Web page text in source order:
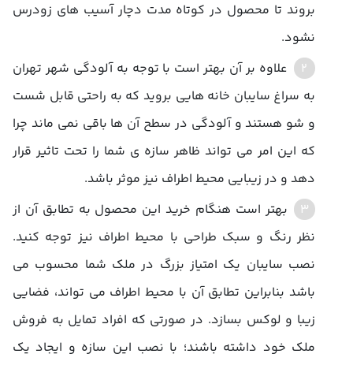
بروند تا محصول در کوتاه مدت دچار آسیب های زودرس
نشود.
علاوه بر آن بهتر است با توجه به آلودگی شهر تهران
به سراغ سایبان خانه هایی بروید که به راحتی قابل شست
و شو هستند و آلودگی در سطح آن ها باقی نمی ماند چرا
که این امر می تواند ظاهر سازه ی شما را تحت تاثیر قرار
دهد و در زیبایی محیط اطراف نیز موثر باشد.
بهتر است هنگام خرید این محصول به تطابق آن از
نظر رنگ و سبک طراحی با محیط اطراف نیز توجه کنید.
نصب سایبان یک امتیاز بزرگ در ملک شما محسوب می
باشد بنابراین تطابق آن با محیط اطراف می تواند، فضایی
زیبا و لوکس بسازد. در صورتی که افراد تمایل به فروش
ملک خود داشته باشند؛ با نصب این سازه و ایجاد یک